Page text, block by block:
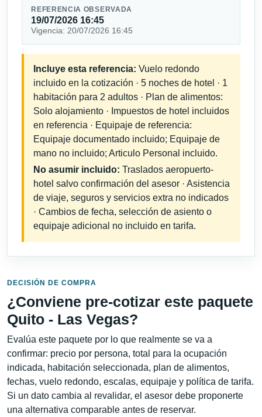
REFERENCIA OBSERVADA
19/07/2026 16:45
Vigencia: 20/07/2026 16:45
Incluye esta referencia: Vuelo redondo
incluido en la cotización · 5 noches de hotel · 1
habitación para 2 adultos · Plan de alimentos:
Solo alojamiento · Impuestos de hotel incluidos
en referencia · Equipaje de referencia:
Equipaje documentado incluido; Equipaje de
mano no incluido; Articulo Personal incluido.
No asumir incluido: Traslados aeropuerto-
hotel salvo confirmación del asesor · Asistencia
de viaje, seguros y servicios extra no indicados
· Cambios de fecha, selección de asiento o
equipaje adicional no incluido en tarifa.
DECISIÓN DE COMPRA
¿Conviene pre-cotizar este paquete
Quito - Las Vegas?
Evalúa este paquete por lo que realmente se va a
confirmar: precio por persona, total para la ocupación
indicada, habitación seleccionada, plan de alimentos,
fechas, vuelo redondo, escalas, equipaje y política de tarifa.
Si un dato cambia al revalidar, el asesor debe proponerte
una alternativa comparable antes de reservar.